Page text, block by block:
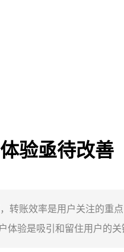
验亟待改善
转账效率是用户关注的重
体验是吸引和留住用户的关